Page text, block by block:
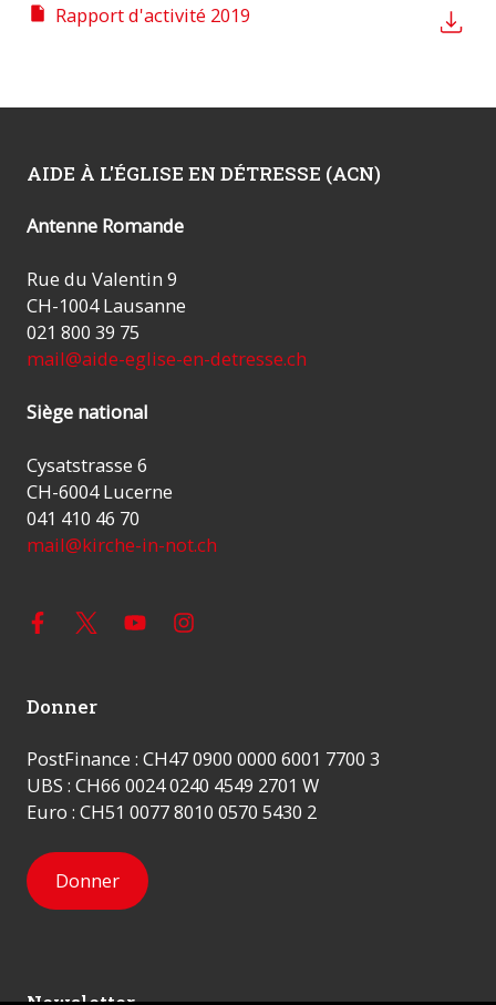
Rapport d'activité 2019
AIDE À L'ÉGLISE EN DÉTRESSE (ACN)
Antenne Romande
Rue du Valentin 9
CH-1004 Lausanne
021 800 39 75
mail@aide-eglise-en-detresse.ch
Siège national
Cysatstrasse 6
CH-6004 Lucerne
041 410 46 70
mail@kirche-in-not.ch
Donner
PostFinance : CH47 0900 0000 6001 7700 3
UBS : CH66 0024 0240 4549 2701 W
Euro : CH51 0077 8010 0570 5430 2
Donner